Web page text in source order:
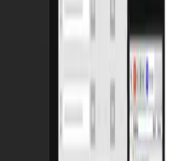
ಹುಡುಕಾಟದಿಂದ
ಸ್ಟಾಕ್ ಖಾಲಿಯಾಗುವ ಮುನ್ನ
ಇ-ಇನ್‌ವಾಯ್ಸಿಂಗ್, ಯಾವಾಗಲೂ